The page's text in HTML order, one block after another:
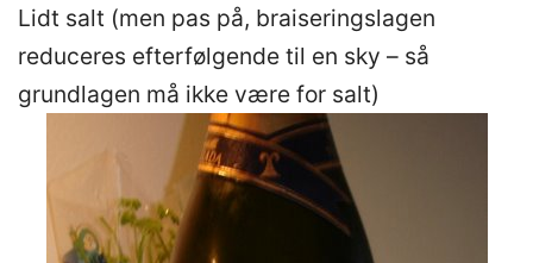
Lidt salt (men pas på, braiseringslagen
reduceres efterfølgende til en sky – så
grundlagen må ikke være for salt)